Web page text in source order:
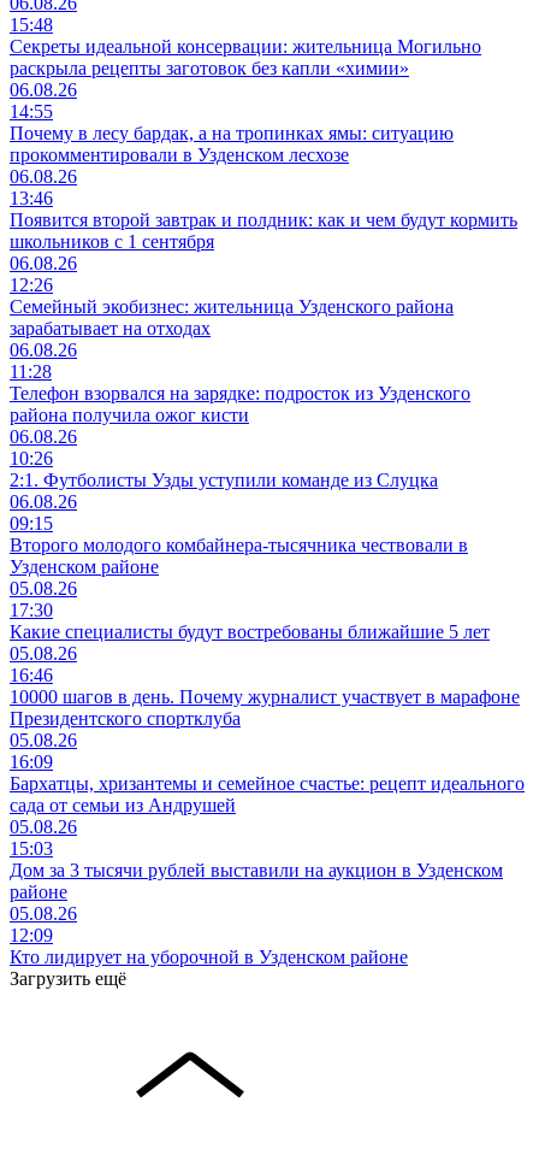
15:48
Секреты идеальной консервации: жительница Могильно
раскрыла рецепты заготовок без капли «химии»
06.08.26
14:55
Почему в лесу бардак, а на тропинках ямы: ситуацию
прокомментировали в Узденском лесхозе
06.08.26
13:46
Появится второй завтрак и полдник: как и чем будут кормить
школьников с 1 сентября
06.08.26
12:26
Семейный экобизнес: жительница Узденского района
зарабатывает на отходах
06.08.26
11:28
Телефон взорвался на зарядке: подросток из Узденского
района получила ожог кисти
06.08.26
10:26
2:1. Футболисты Узды уступили команде из Слуцка
06.08.26
09:15
Второго молодого комбайнера-тысячника чествовали в
Узденском районе
05.08.26
17:30
Какие специалисты будут востребованы ближайшие 5 лет
05.08.26
16:46
10000 шагов в день. Почему журналист участвует в марафоне
Президентского спортклуба
05.08.26
16:09
Бархатцы, хризантемы и семейное счастье: рецепт идеального
сада от семьи из Андрушей
05.08.26
15:03
Дом за 3 тысячи рублей выставили на аукцион в Узденском
районе
05.08.26
12:09
Кто лидирует на уборочной в Узденском районе
Загрузить ещё